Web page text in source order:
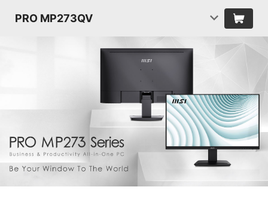
PRO MP273QV